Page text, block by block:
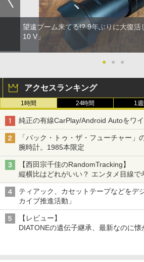
望遠ブーム来てる!? 9年ぶりに大復活
10 V」
● ● ●
アクセスランキング
1時間 24時間 1
純正の有線CarPlay/Android Autoをワ
「バック・トゥ・ザ・フューチャー」
腕時計。1985本限定
【西田宗千佳のRandomTracking】
縦横比はどれがいい？ エンタメ目線で
「Galaxy Z Fold」
ティアック、カセットテープなどをデ
カイブ推進活動」
【レビュー】
DIATONEの遺伝子継承、最新なのに懐